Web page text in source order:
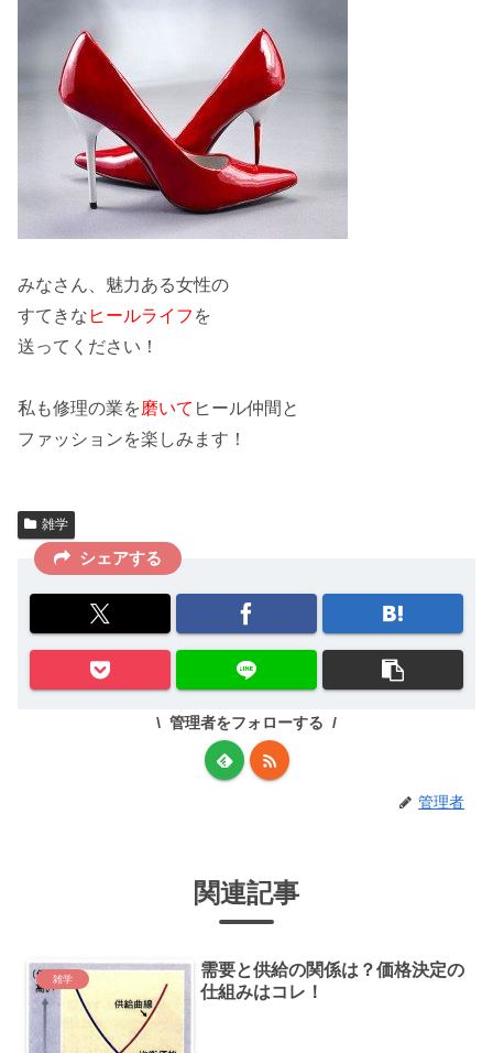
みなさん、 魅力ある女性の
すてきな ヒールライフ を
送ってください！
私も修理の業を磨いて ヒール仲間と
ファッションを楽しみます！
雑学
シェアする
管理者をフォローする
管理者
関連記事
雑学
需要と供給の関係は？価格決定の
仕組みはコレ！